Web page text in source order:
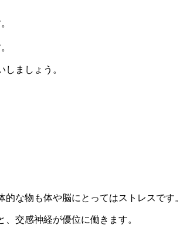
ましょう。
な物も体や脳にとってはストレスです。
交感神経が優位に働きます。